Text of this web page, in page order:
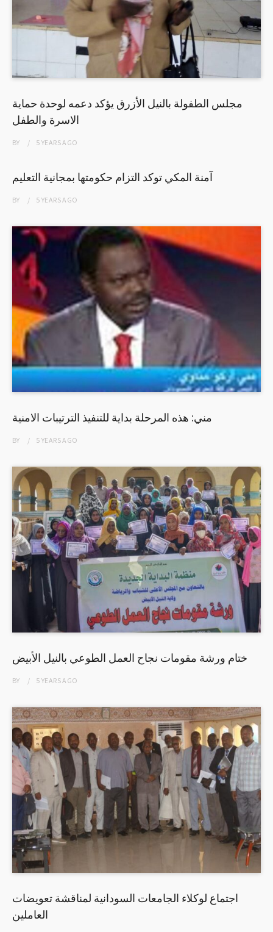
مجلس الطفولة بالنيل الأزرق يؤكد دعمه لوحدة حماية
الاسرة والطفل
BY 5 YEARSAGO
آمنة المكي توكد التزام حكومتها بمجانية التعليم
BY 5 YEARSAGO
مني: هذه المرحلة بداية للتنفيذ الترتيبات الامنية
BY 5 YEARSAGO
ختام ورشة مقومات نجاح العمل الطوعي بالنيل الأبيض
BY 5 YEARSAGO
اجتماع لوكلاء الجامعات السودانية لمناقشة تعويضات
العاملين